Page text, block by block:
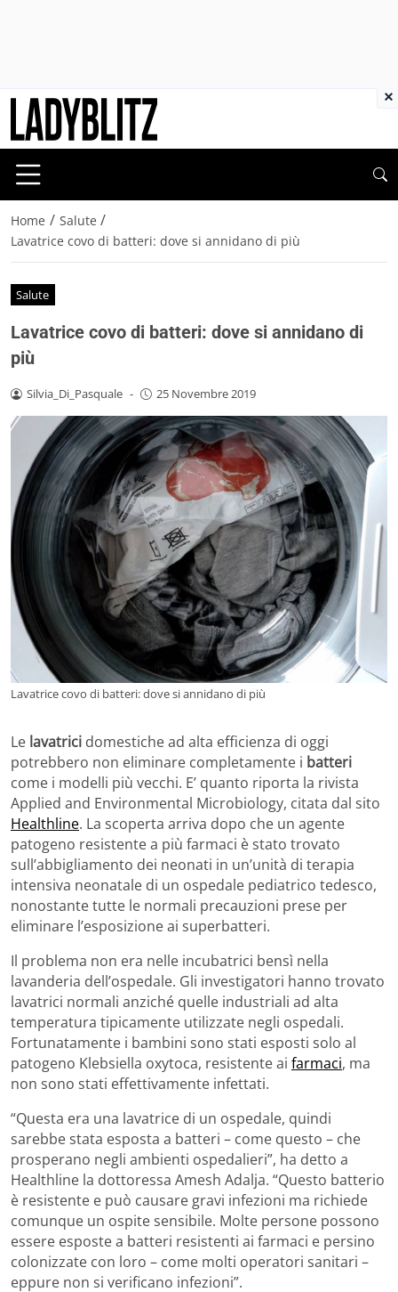
Home / Salute /
Lavatrice covo di batteri: dove si annidano di più
Salute
Lavatrice covo di batteri: dove si annidano di
più
Silvia_Di_Pasquale - 25 Novembre 2019
Lavatrice covo di batteri: dove si annidano di più
Le lavatrici domestiche ad alta efficienza di oggi
potrebbero non eliminare completamente i batteri
come i modelli più vecchi. E’ quanto riporta la rivista
Applied and Environmental Microbiology, citata dal sito
Healthline. La scoperta arriva dopo che un agente
patogeno resistente a più farmaci è stato trovato
sull’abbigliamento dei neonati in un’unità di terapia
intensiva neonatale di un ospedale pediatrico tedesco,
nonostante tutte le normali precauzioni prese per
eliminare l’esposizione ai superbatteri.
Il problema non era nelle incubatrici bensì nella
lavanderia dell’ospedale. Gli investigatori hanno trovato
lavatrici normali anziché quelle industriali ad alta
temperatura tipicamente utilizzate negli ospedali.
Fortunatamente i bambini sono stati esposti solo al
patogeno Klebsiella oxytoca, resistente ai farmaci, ma
non sono stati effettivamente infettati.
“Questa era una lavatrice di un ospedale, quindi
sarebbe stata esposta a batteri – come questo – che
prosperano negli ambienti ospedalieri”, ha detto a
Healthline la dottoressa Amesh Adalja. “Questo batterio
è resistente e può causare gravi infezioni ma richiede
comunque un ospite sensibile. Molte persone possono
essere esposte a batteri resistenti ai farmaci e persino
colonizzate con loro – come molti operatori sanitari –
eppure non si verificano infezioni”.
×